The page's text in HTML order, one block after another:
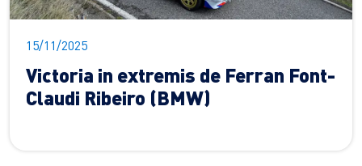
15/11/2025
Victoria in extremis de Ferran Font-
Claudi Ribeiro (BMW)